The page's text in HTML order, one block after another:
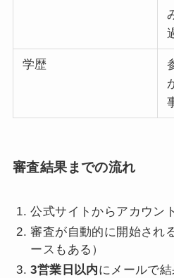
学歴
審査結果までの流れ
公式サイトからアカウン
審査が自動的に開始され
ースもある）
3営業日以内にメールで